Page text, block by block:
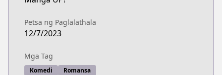
Petsa ng Paglalathala
12/7/2023
Mga Tag
Komedi Romansa